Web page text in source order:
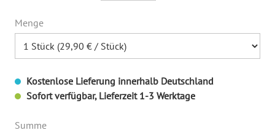
Menge
Kostenlose Lieferung innerhalb Deutschland
Sofort verfügbar, Lieferzeit 1-3 Werktage
Summe